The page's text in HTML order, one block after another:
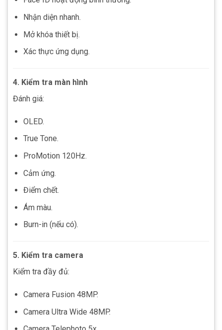
Nhận diện nhanh.
Mở khóa thiết bị.
Xác thực ứng dụng.
4. Kiểm tra màn hình
Đánh giá:
OLED.
True Tone.
ProMotion 120Hz.
Cảm ứng.
Điểm chết.
Ám màu.
Burn-in (nếu có).
5. Kiểm tra camera
Kiểm tra đầy đủ:
Camera Fusion 48MP.
Camera Ultra Wide 48MP.